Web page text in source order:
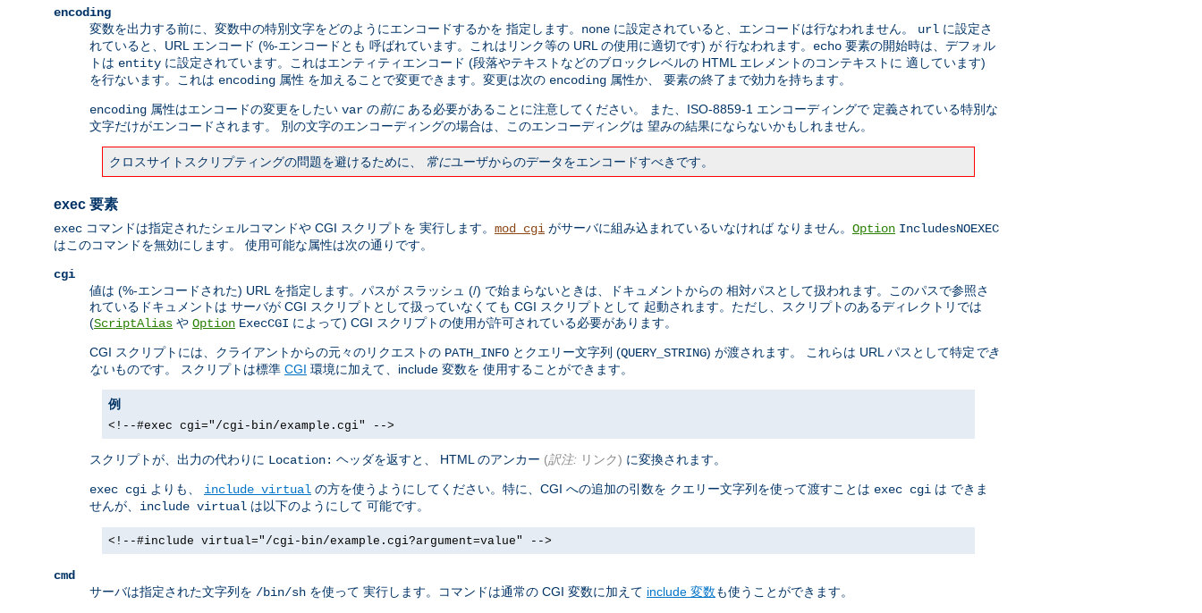
encoding
変数を出力する前に、変数中の特別文字をどのようにエンコードするかを 指定します。 none に設定されていると、エンコードは行なわれません。 url に設定さ
れていると、URL エンコード (%-エンコードとも 呼ばれています。これはリンク等の URL の使用に適切です) が 行なわれます。 echo 要素の開始時は、デフォル
トは entity に設定されています。これはエンティティエンコード (段落やテキストなどのブロックレベルの HTML エレメントのコンテキストに 適しています)
を行ないます。これは encoding 属性 を加えることで変更できます。変更は次の encoding 属性か、 要素の終了まで効力を持ちます。
encoding 属性はエンコードの変更をしたい var の前に ある必要があることに注意してください。 また、ISO-8859-1 エンコーディングで 定義されている特別な
文字だけがエンコードされます。 別の文字のエンコーディングの場合は、このエンコーディングは 望みの結果にならないかもしれません。
クロスサイトスクリプティングの問題を避けるために、 常にユーザからのデータをエンコードすべきです。
exec 要素
exec コマンドは指定されたシェルコマンドや CGI スクリプトを 実行します。 mod_cgi がサーバに組み込まれているいなければ なりません。 Option IncludesNOEXEC
はこのコマンドを無効にします。 使用可能な属性は次の通りです。
cgi
値は (%-エンコードされた) URL を指定します。パスが スラッシュ (/) で始まらないときは、ドキュメントからの 相対パスとして扱われます。このパスで参照さ
れているドキュメントは サーバが CGI スクリプトとして扱っていなくても CGI スクリプトとして 起動されます。ただし、スクリプトのあるディレクトリでは
(ScriptAlias や Option ExecCGI によって) CGI スクリプトの使用が許可されている必要があります。
CGI スクリプトには、クライアントからの元々のリクエストの PATH_INFO とクエリー文字列 (QUERY_STRING) が渡されます。 これらは URL パスとして特定でき
ないものです。 スクリプトは標準 CGI 環境に加えて、include 変数を 使用することができます。
例
<!--#exec cgi="/cgi-bin/example.cgi" -->
スクリプトが、出力の代わりに Location: ヘッダを返すと、 HTML のアンカー (訳注: リンク) に変換されます。
exec cgi よりも、 include virtual の方を使うようにしてください。特に、CGI への追加の引数を クエリー文字列を使って渡すことは exec cgi は できま
せんが、 include virtual は以下のようにして 可能です。
<!--#include virtual="/cgi-bin/example.cgi?argument=value" -->
cmd
サーバは指定された文字列を /bin/sh を使って 実行します。コマンドは通常の CGI 変数に加えて include 変数も使うことができます。